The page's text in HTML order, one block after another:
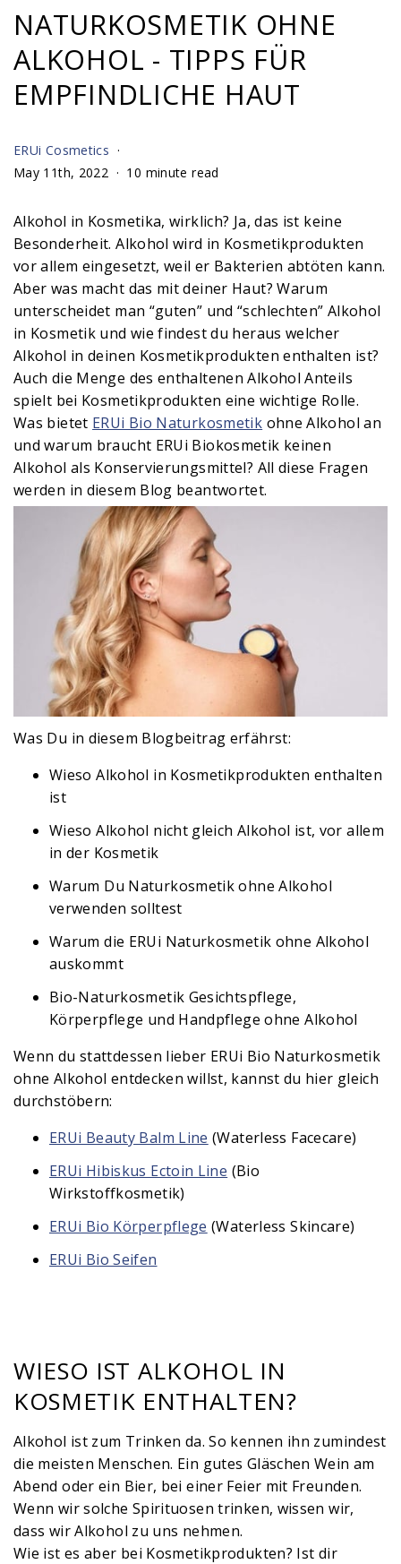
NATURKOSMETIK OHNE
ALKOHOL - TIPPS FÜR
EMPFINDLICHE HAUT
ERUi Cosmetics
May 11th, 2022
10 minute read
Alkohol in Kosmetika, wirklich? Ja, das ist keine
Besonderheit. Alkohol wird in Kosmetikprodukten
vor allem eingesetzt, weil er Bakterien abtöten kann.
Aber was macht das mit deiner Haut? Warum
unterscheidet man “guten” und “schlechten” Alkohol
in Kosmetik und wie findest du heraus welcher
Alkohol in deinen Kosmetikprodukten enthalten ist?
Auch die Menge des enthaltenen Alkohol Anteils
spielt bei Kosmetikprodukten eine wichtige Rolle.
Was bietet ERUi Bio Naturkosmetik ohne Alkohol an
und warum braucht ERUi Biokosmetik keinen
Alkohol als Konservierungsmittel? All diese Fragen
werden in diesem Blog beantwortet.
Was Du in diesem Blogbeitrag erfährst:
Wieso Alkohol in Kosmetikprodukten enthalten
ist
Wieso Alkohol nicht gleich Alkohol ist, vor allem
in der Kosmetik
Warum Du Naturkosmetik ohne Alkohol
verwenden solltest
Warum die ERUi Naturkosmetik ohne Alkohol
auskommt
Bio-Naturkosmetik Gesichtspflege,
Körperpflege und Handpflege ohne Alkohol
Wenn du stattdessen lieber ERUi Bio Naturkosmetik
ohne Alkohol entdecken willst, kannst du hier gleich
durchstöbern:
ERUi Beauty Balm Line (Waterless Facecare)
ERUi Hibiskus Ectoin Line (Bio
Wirkstoffkosmetik)
ERUi Bio Körperpflege (Waterless Skincare)
ERUi Bio Seifen
WIESO IST ALKOHOL IN
KOSMETIK ENTHALTEN?
Alkohol ist zum Trinken da. So kennen ihn zumindest
die meisten Menschen. Ein gutes Gläschen Wein am
Abend oder ein Bier, bei einer Feier mit Freunden.
Wenn wir solche Spirituosen trinken, wissen wir,
dass wir Alkohol zu uns nehmen.
Wie ist es aber bei Kosmetikprodukten? Ist dir